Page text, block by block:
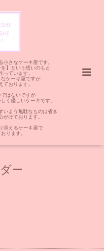
小さなケーキ屋です。
】という想いのもと
っています。
ケーキ屋ですが
ております。
ではないですが
く優しいケーキです。
いよう無駄なものは省き
がけております。
添えるケーキ屋で
ります。
ー